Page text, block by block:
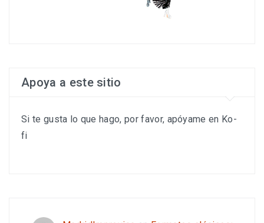
Apoya a este sitio
Si te gusta lo que hago, por favor, apóyame en Ko-
fi